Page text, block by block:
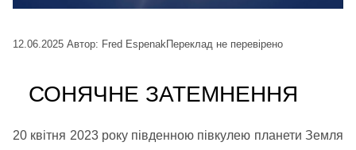
12.06.2025 Автор: Fred EspenakПереклад не перевірено
СОНЯЧНЕ ЗАТЕМНЕННЯ
20 квітня 2023 року південною півкулею планети Земля